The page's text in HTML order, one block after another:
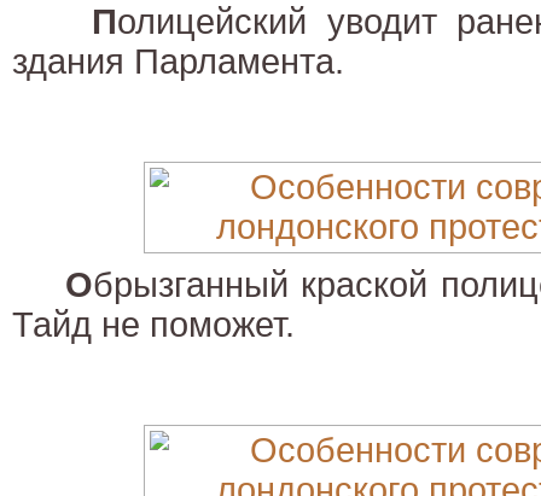
Полицейский уводит
здания Парламента.
Обрызганный краской
Тайд не поможет.